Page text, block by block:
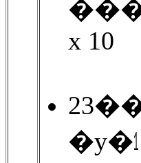
x 10
�y�